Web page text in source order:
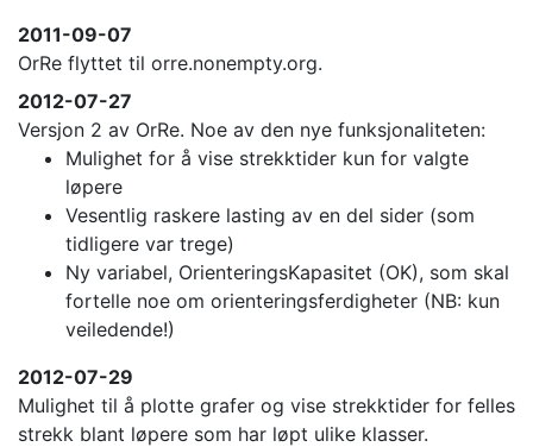
2011-09-07
OrRe flyttet til orre.nonempty.org.
2012-07-27
Versjon 2 av OrRe. Noe av den nye funksjonaliteten:
Mulighet for å vise strekktider kun for valgte
løpere
Vesentlig raskere lasting av en del sider (som
tidligere var trege)
Ny variabel, OrienteringsKapasitet (OK), som skal
fortelle noe om orienteringsferdigheter (NB: kun
veiledende!)
2012-07-29
Mulighet til å plotte grafer og vise strekktider for felles
strekk blant løpere som har løpt ulike klasser.